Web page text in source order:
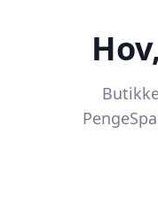
Hov,